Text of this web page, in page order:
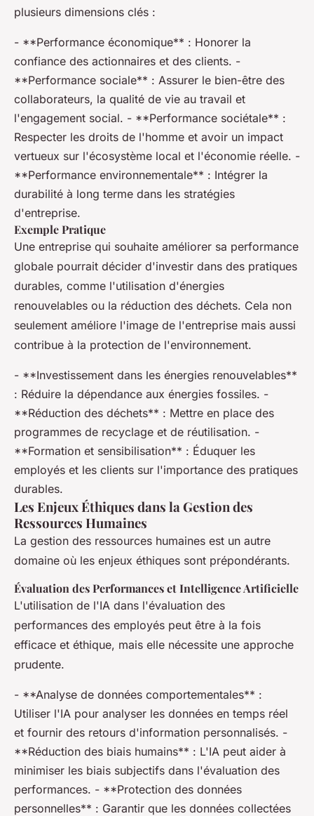
plusieurs dimensions clés :
- **Performance économique** : Honorer la
confiance des actionnaires et des clients. -
**Performance sociale** : Assurer le bien-être des
collaborateurs, la qualité de vie au travail et
l'engagement social. - **Performance sociétale** :
Respecter les droits de l'homme et avoir un impact
vertueux sur l'écosystème local et l'économie réelle. -
**Performance environnementale** : Intégrer la
durabilité à long terme dans les stratégies
d'entreprise.
Exemple Pratique
Une entreprise qui souhaite améliorer sa performance
globale pourrait décider d'investir dans des pratiques
durables, comme l'utilisation d'énergies
renouvelables ou la réduction des déchets. Cela non
seulement améliore l'image de l'entreprise mais aussi
contribue à la protection de l'environnement.
- **Investissement dans les énergies renouvelables**
: Réduire la dépendance aux énergies fossiles. -
**Réduction des déchets** : Mettre en place des
programmes de recyclage et de réutilisation. -
**Formation et sensibilisation** : Éduquer les
employés et les clients sur l'importance des pratiques
durables.
Les Enjeux Éthiques dans la Gestion des
Ressources Humaines
La gestion des ressources humaines est un autre
domaine où les enjeux éthiques sont prépondérants.
Évaluation des Performances et Intelligence Artificielle
L'utilisation de l'IA dans l'évaluation des
performances des employés peut être à la fois
efficace et éthique, mais elle nécessite une approche
prudente.
- **Analyse de données comportementales** :
Utiliser l'IA pour analyser les données en temps réel
et fournir des retours d'information personnalisés. -
**Réduction des biais humains** : L'IA peut aider à
minimiser les biais subjectifs dans l'évaluation des
performances. - **Protection des données
personnelles** : Garantir que les données collectées